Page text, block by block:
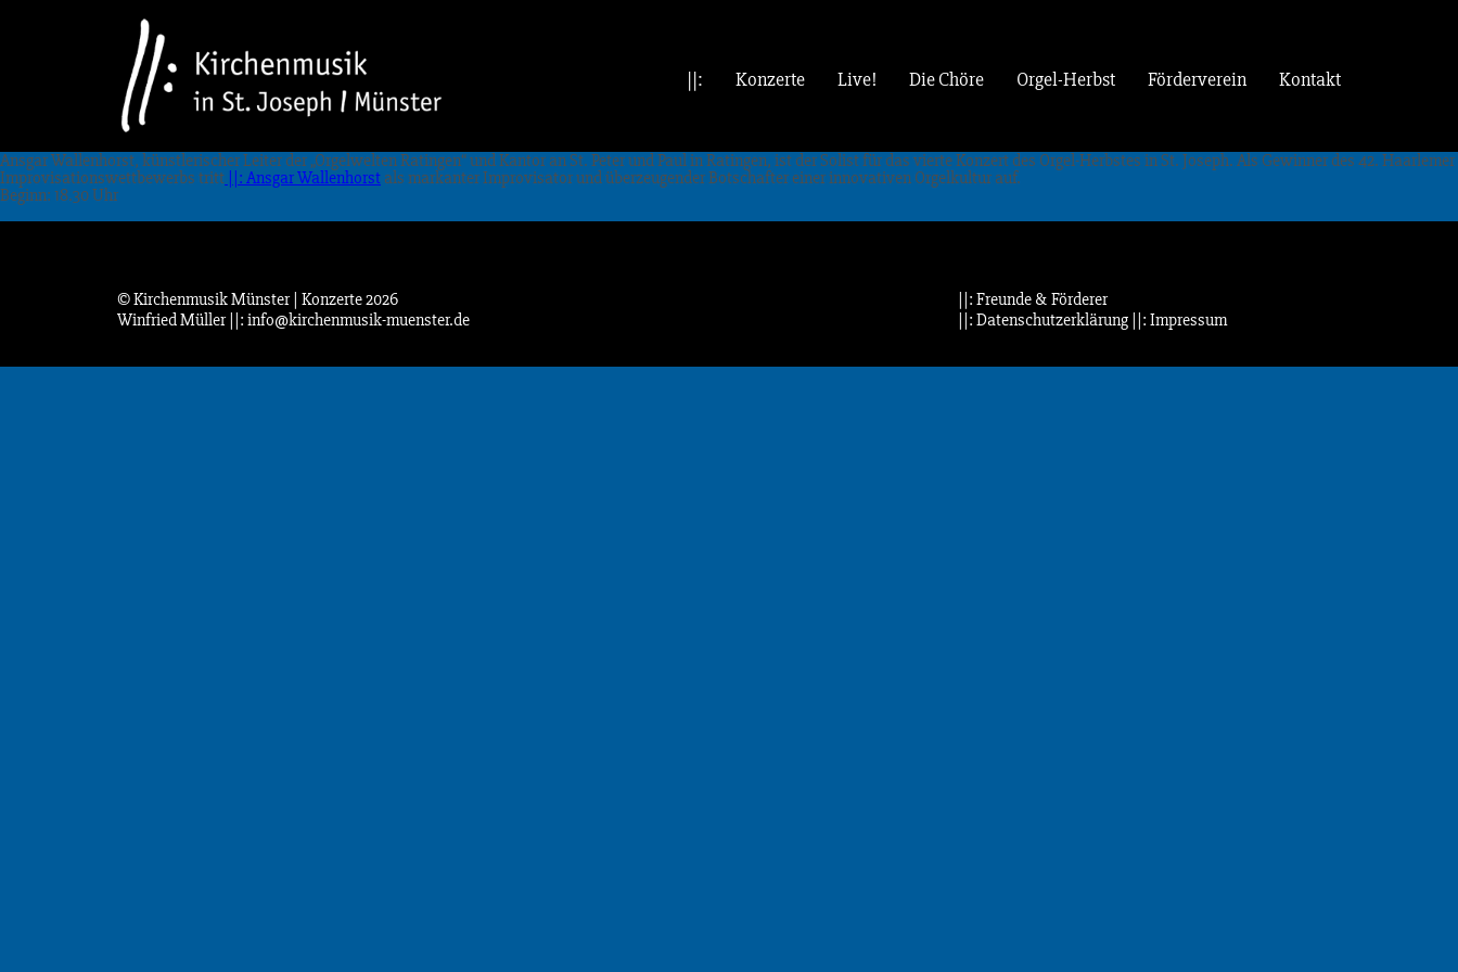
||: Konzerte Live! Die Chöre Orgel-Herbst Förderverein Kontakt
Ansgar Wallenhorst, künstlerischer Leiter der „Orgelwelten Ratingen“ und Kantor an St. Peter und Paul in Ratingen, ist der Solist für das vierte Konzert des Orgel-Herbstes in St. Joseph. Als Gewinner des 42. Haarlemer
Improvisationswettbewerbs tritt ||: Ansgar Wallenhorst als markanter Improvisator und überzeugender Botschafter einer innovativen Orgelkultur auf.
Beginn: 18.30 Uhr
© Kirchenmusik Münster | Konzerte 2026
Winfried Müller||: info@kirchenmusik-muenster.de
||: Freunde & Förderer
||: Datenschutzerklärung ||: Impressum